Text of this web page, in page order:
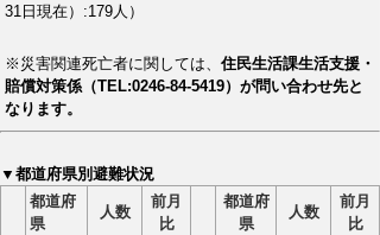
31日現在）:179人）
※災害関連死亡者に関しては、 住民生活課生活支援・
賠償対策係（TEL:0246-84-5419）が問い合わせ先と
なります。
▼都道府県別避難状況
都道府
県
人数
前月
比
都道府
県
人数
前月
比